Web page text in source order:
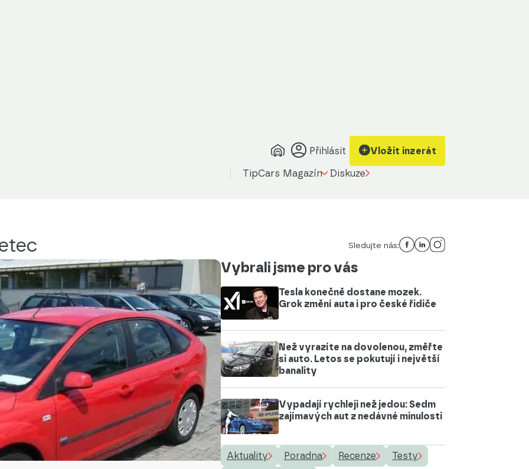
Přihlásit Vložit inzerát
TipCars Magazín Diskuze
Sledujte nás:
Vybrali jsme pro vás
Tesla konečně dostane mozek.
Grok změní auta i pro české řidiče
Než vyrazíte na dovolenou, změřte
si auto. Letos se pokutují i největší
banality
Vypadají rychleji než jedou: Sedm
zajímavých aut z nedávné minulosti
Aktuality Poradna Recenze
Testy